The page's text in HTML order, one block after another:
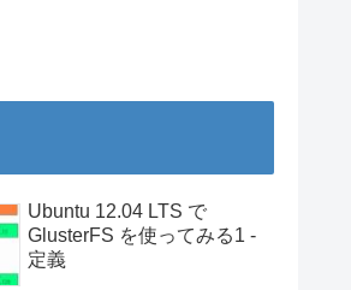
Ubuntu 12.04 LTS で
GlusterFS を使ってみる1 -
定義